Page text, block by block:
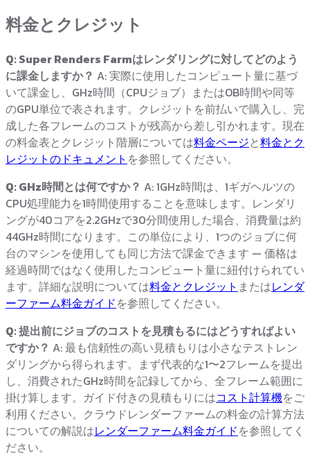
料金とクレジット
Q: Super Renders Farmはレンダリングに対してどのよう
に課金しますか？ A: 実際に使用したコンピュート量に基づ
いて課金し、GHz時間（CPUジョブ）またはOB時間や同等
のGPU単位で表されます。クレジットを前払いで購入し、完
成した各フレームのコストが残高から差し引かれます。現在
の料金表とクレジット階層については料金ページと料金とク
レジットのドキュメント を参照してください。
Q: GHz時間とは何ですか？ A: 1GHz時間は、1ギガヘルツの
CPU処理能力を1時間使用することを意味します。レンダリ
ングが40コアを2.2GHzで30分間使用した場合、消費量は約
44GHz時間になります。この単位により、1つのジョブに何
台のマシンを使用しても同じ方法で課金できます — 価格は
経過時間ではなく使用したコンピュート量に紐付けられてい
ます。詳細な説明については料金とクレジット またはレンダ
ーファーム料金ガイドを参照してください。
Q: 提出前にジョブのコストを見積もるにはどうすればよい
ですか？ A: 最も信頼性の高い見積もりは小さなテストレン
ダリングから得られます。まず代表的な1〜2フレームを提出
し、消費されたGHz時間を記録してから、全フレーム範囲に
掛け算します。ガイド付きの見積もりにはコスト計算機をご
利用ください。クラウドレンダーファームの料金の計算方法
についての解説はレンダーファーム料金ガイドを参照してく
ださい。